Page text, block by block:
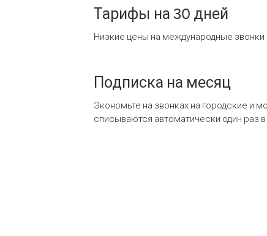
Тарифы на 30 дней
Низкие цены на международные
Подписка на месяц
Экономьте на звонках на городские и
списываются автоматически один раз